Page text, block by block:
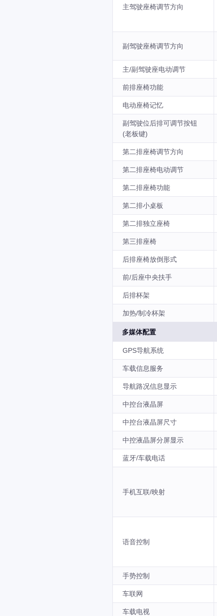
主驾驶座椅调节方向
副驾驶座椅调节方向
主/副驾驶座电动调节
前排座椅功能
电动座椅记忆
副驾驶位后排可调节按钮
(老板键)
第二排座椅调节方向
第二排座椅电动调节
第二排座椅功能
第二排小桌板
第二排独立座椅
第三排座椅
后排座椅放倒形式
前/后座中央扶手
后排杯架
加热/制冷杯架
多媒体配置
GPS导航系统
车载信息服务
导航路况信息显示
中控台液晶屏
中控台液晶屏尺寸
中控液晶屏分屏显示
蓝牙/车载电话
手机互联/映射
语音控制
手势控制
车联网
车载电视